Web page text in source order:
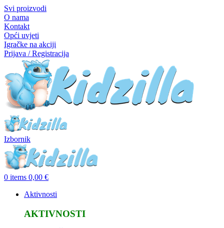
Svi proizvodi
O nama
Kontakt
Opći uvjeti
Igračke na akciji
Prijava / Registracija
Izbornik
0 items 0,00 €
Aktivnosti
AKTIVNOSTI